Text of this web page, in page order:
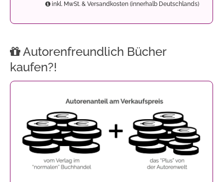
inkl. MwSt. & Versandkosten (innerhalb Deutschlands)
Autorenfreundlich Bücher
kaufen?!